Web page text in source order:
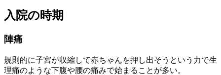
入院の時期
陣痛
規則的に子宮が収縮して赤ちゃんを押し出そうという力で生
理痛のような下腹や腰の痛みで始まることが多い。